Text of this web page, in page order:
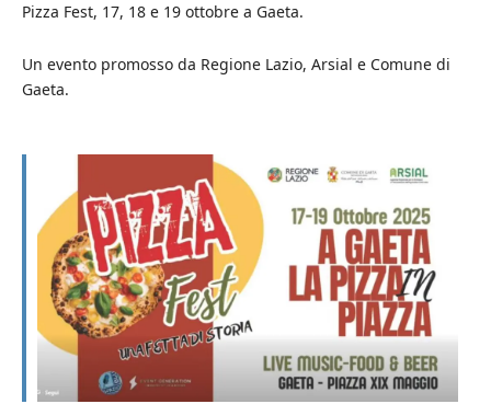
Pizza Fest, 17, 18 e 19 ottobre a Gaeta.
Un evento promosso da Regione Lazio, Arsial e Comune di
Gaeta.